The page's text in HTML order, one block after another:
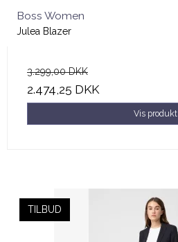
Boss Women
Julea Blazer
3.299,00 DKK
2.474,25 DKK
Vis produkt
TILBUD